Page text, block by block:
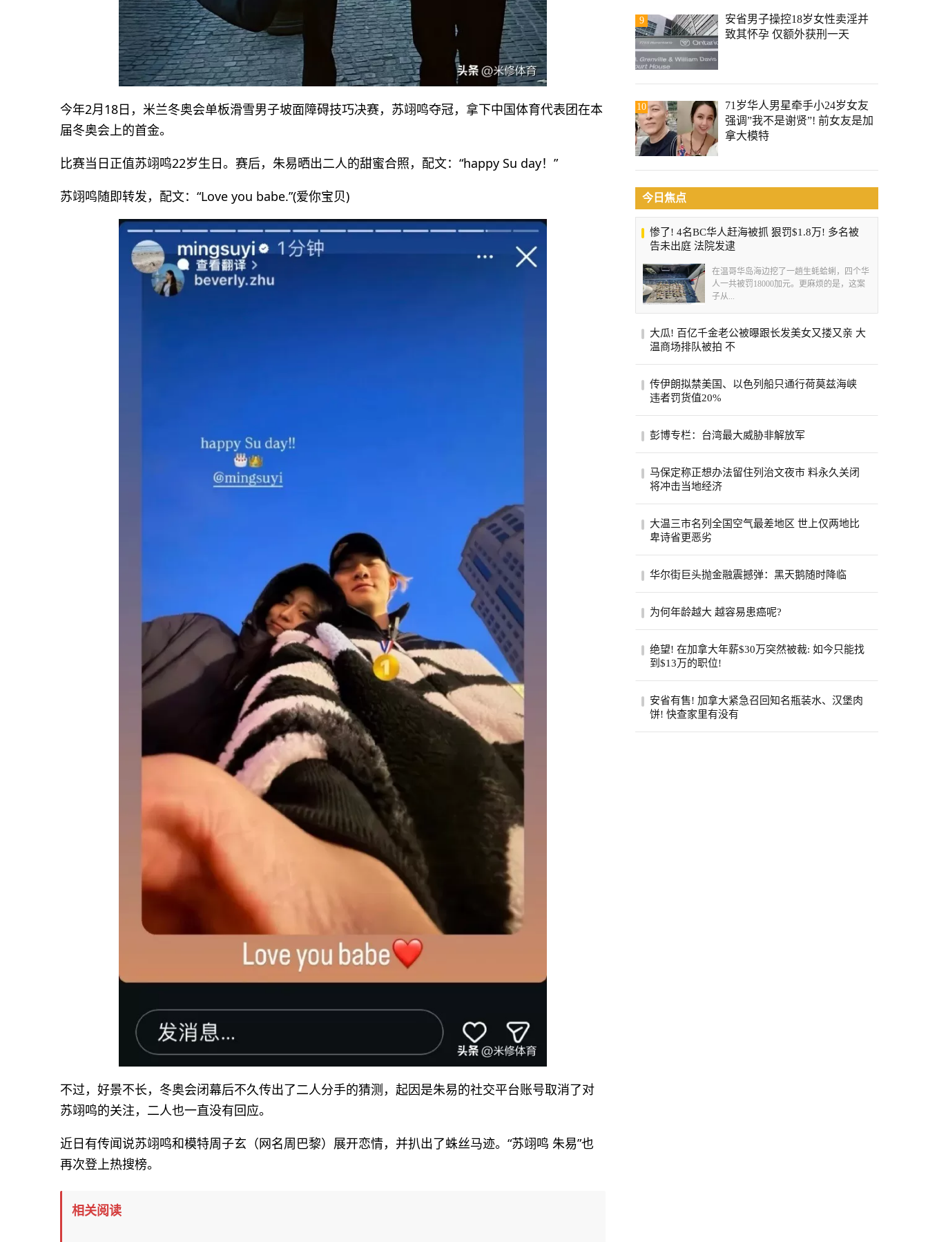
今年2月18日，米兰冬奥会单板滑雪男子坡面障碍技巧决赛，苏翊鸣夺冠，拿下中国体育代表团在本
届冬奥会上的首金。
比赛当日正值苏翊鸣22岁生日。赛后，朱易晒出二人的甜蜜合照，配文：“happy Su day！”
苏翊鸣随即转发，配文：“Love you babe.”(爱你宝贝)
不过，好景不长，冬奥会闭幕后不久传出了二人分手的猜测，起因是朱易的社交平台账号取消了对
苏翊鸣的关注，二人也一直没有回应。
近日有传闻说苏翊鸣和模特周子玄（网名周巴黎）展开恋情，并扒出了蛛丝马迹。“苏翊鸣 朱易”也
再次登上热搜榜。
相关阅读
9
安省男子操控18岁女性卖淫并
致其怀孕 仅额外获刑一天
10
71岁华人男星牵手小24岁女友
强调”我不是谢贤”! 前女友是加
拿大模特
今日焦点
惨了! 4名BC华人赶海被抓 狠罚$1.8万! 多名被
告未出庭 法院发逮
在温哥华岛海边挖了一趟生蚝蛤蜊，四个华
人一共被罚18000加元。更麻烦的是，这案
子从...
大瓜! 百亿千金老公被曝跟长发美女又搂又亲 大
温商场排队被拍 不
然把香港豪门圈炸开了锅。8月6日，有网友
在社...
传伊朗拟禁美国、以色列船只通行荷莫兹海峡
违者罚货值20%
半官方媒体法斯通讯社（Fars）引述一名议
彭博专栏：台湾最大威胁非解放军
台湾民众更该担心中共的认知作战。（美联
社）...
马保定称正想办法留住列治文夜市 料永久关闭
将冲击当地经济
脚点？列治文市官员们希望如此，他们担心
大温三市名列全国空气最差地区 世上仅两地比
卑诗省更恶劣
空气质素最恶劣地区之列。目前世上只有巴
华尔街巨头抛金融震撼弹：黑天鹅随时降临
开始拉响警报。摩根大通执行长戴蒙
为何年龄越大 越容易患癌呢?
友似乎变多了。五十岁的老张就是如此，原
本以...
绝望! 在加拿大年薪$30万突然被裁: 如今只能找
到$13万的职位!
（r/CanadaJobs）上，一篇关于薪资断崖式
下跌的帖子引...
安省有售! 加拿大紧急召回知名瓶装水、汉堡肉
饼! 快查家里有没有